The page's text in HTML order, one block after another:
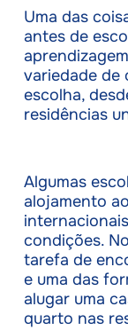
Uma das
antes de
variedade de
escolha,
residências
Algumas
alojamento
condições.
tarefa de
e uma das
alugar uma
quarto nas